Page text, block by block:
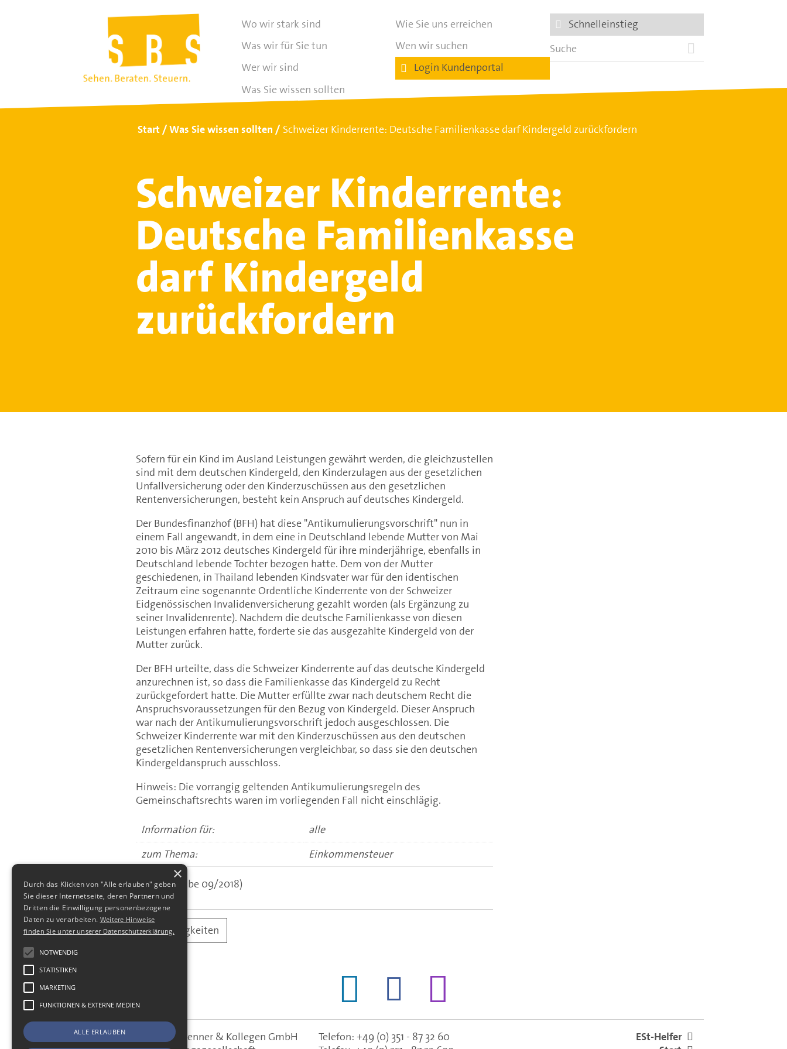
Wo wir stark sind
Was wir für Sie tun
Wer wir sind
Was Sie wissen sollten
Wie Sie uns erreichen
Wen wir suchen
Login Kundenportal
Schnelleinstieg
Start Was Sie wissen sollten Schweizer Kinderrente: Deutsche Familienkasse darf Kindergeld zurückfordern
Schweizer Kinderrente:
Deutsche Familienkasse
darf Kindergeld
zurückfordern
Sofern für ein Kind im Ausland Leistungen gewährt werden, die gleichzustellen
sind mit dem deutschen Kindergeld, den Kinderzulagen aus der gesetzlichen
Unfallversicherung oder den Kinderzuschüssen aus den gesetzlichen
Rentenversicherungen, besteht kein Anspruch auf deutsches Kindergeld.
Der Bundesfinanzhof (BFH) hat diese "Antikumulierungsvorschrift" nun in
einem Fall angewandt, in dem eine in Deutschland lebende Mutter von Mai
2010 bis März 2012 deutsches Kindergeld für ihre minderjährige, ebenfalls in
Deutschland lebende Tochter bezogen hatte. Dem von der Mutter
geschiedenen, in Thailand lebenden Kindsvater war für den identischen
Zeitraum eine sogenannte Ordentliche Kinderrente von der Schweizer
Eidgenössischen Invalidenversicherung gezahlt worden (als Ergänzung zu
seiner Invalidenrente). Nachdem die deutsche Familienkasse von diesen
Leistungen erfahren hatte, forderte sie das ausgezahlte Kindergeld von der
Mutter zurück.
Der BFH urteilte, dass die Schweizer Kinderrente auf das deutsche Kindergeld
anzurechnen ist, so dass die Familienkasse das Kindergeld zu Recht
zurückgefordert hatte. Die Mutter erfüllte zwar nach deutschem Recht die
Anspruchsvoraussetzungen für den Bezug von Kindergeld. Dieser Anspruch
war nach der Antikumulierungsvorschrift jedoch ausgeschlossen. Die
Schweizer Kinderrente war mit den Kinderzuschüssen aus den deutschen
gesetzlichen Rentenversicherungen vergleichbar, so dass sie den deutschen
Kindergeldanspruch ausschloss.
Hinweis: Die vorrangig geltenden Antikumulierungsregeln des
Gemeinschaftsrechts waren im vorliegenden Fall nicht einschlägig.
Information für:
alle
zum Thema:
Einkommensteuer
(aus: Ausgabe 09/2018)
alle Neuigkeiten
SBS
SBS Richter, Trenner & Kollegen GmbH
Telefon: +49 (0) 351 - 87 32 60
ESt-Helfer
×
Durch das Klicken von "Alle erlauben" geben
Sie dieser Internetseite, deren Partnern und
Dritten die Einwilligung personenbezogene
Daten zu verarbeiten. Weitere Hinweise
finden Sie unter unserer Datenschutzerklärung.
NOTWENDIG
STATISTIKEN
MARKETING
FUNKTIONEN & EXTERNE MEDIEN
ALLE ERLAUBEN